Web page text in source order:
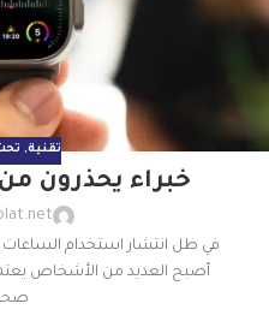
تقنية,
خبراء يحذرون
في ظل انتشار استخدام الساعات
أصبح العديد من الأشخاص